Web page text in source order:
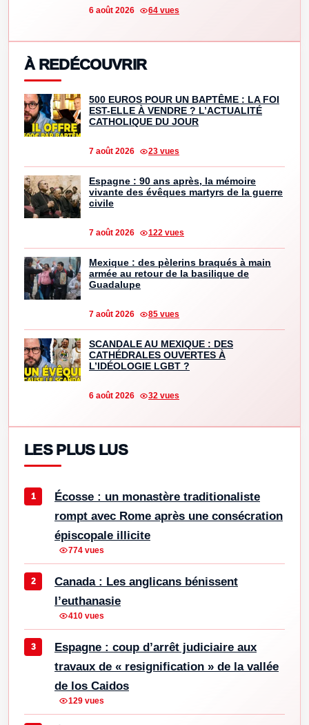
6 août 2026 64 vues
À REDÉCOUVRIR
500 EUROS POUR UN BAPTÊME : LA FOI
EST-ELLE À VENDRE ? L’ACTUALITÉ
CATHOLIQUE DU JOUR
7 août 2026 23 vues
Espagne : 90 ans après, la mémoire
vivante des évêques martyrs de la guerre
civile
7 août 2026 122 vues
Mexique : des pèlerins braqués à main
armée au retour de la basilique de
Guadalupe
7 août 2026 85 vues
SCANDALE AU MEXIQUE : DES
CATHÉDRALES OUVERTES À
L’IDÉOLOGIE LGBT ?
6 août 2026 32 vues
LES PLUS LUS
Écosse : un monastère traditionaliste
rompt avec Rome après une consécration
épiscopale illicite
774 vues
Canada : Les anglicans bénissent
l’euthanasie
410 vues
Espagne : coup d’arrêt judiciaire aux
travaux de « resignification » de la vallée
de los Caidos
129 vues